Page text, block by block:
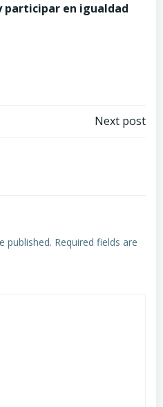
participar en igualdad
Next post
published. Required fields are